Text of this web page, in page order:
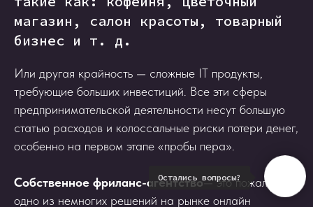
магазин, салон красоты, товарный
бизнес и т. д.
Или другая крайность — сложные IT продукты,
требующие больших инвестиций. Все эти сферы
предпринимательской деятельности несут большую
статью расходов и колоссальные риски потери денег,
особенно на первом этапе «пробы пера».
Собственное фриланс-агентство— это пожалуй
одно из немногих решений на рынке онлайн
Остались вопросы?